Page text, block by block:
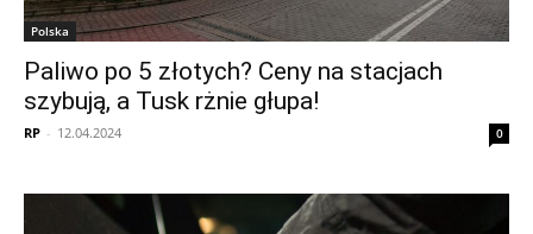
Polska
Paliwo po 5 złotych? Ceny na stacjach
szybują, a Tusk rżnie głupa!
RP - 12.04.2024 0